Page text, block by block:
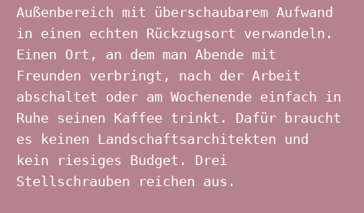
Außenbereich mit überschaubarem Aufwand
in einen echten Rückzugsort verwandeln.
Einen Ort, an dem man Abende mit
Freunden verbringt, nach der Arbeit
abschaltet oder am Wochenende einfach in
Ruhe seinen Kaffee trinkt. Dafür braucht
es keinen Landschaftsarchitekten und
kein riesiges Budget. Drei
Stellschrauben reichen aus.